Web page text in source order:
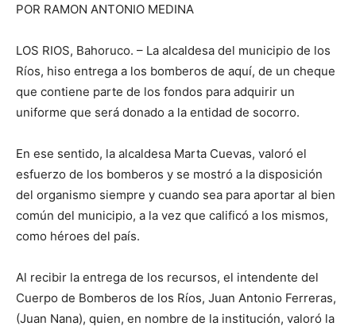
POR RAMON ANTONIO MEDINA
LOS RIOS, Bahoruco. – La alcaldesa del municipio de los
Ríos, hiso entrega a los bomberos de aquí, de un cheque
que contiene parte de los fondos para adquirir un
uniforme que será donado a la entidad de socorro.
En ese sentido, la alcaldesa Marta Cuevas, valoró el
esfuerzo de los bomberos y se mostró a la disposición
del organismo siempre y cuando sea para aportar al bien
común del municipio, a la vez que calificó a los mismos,
como héroes del país.
Al recibir la entrega de los recursos, el intendente del
Cuerpo de Bomberos de los Ríos, Juan Antonio Ferreras,
(Juan Nana), quien, en nombre de la institución, valoró la